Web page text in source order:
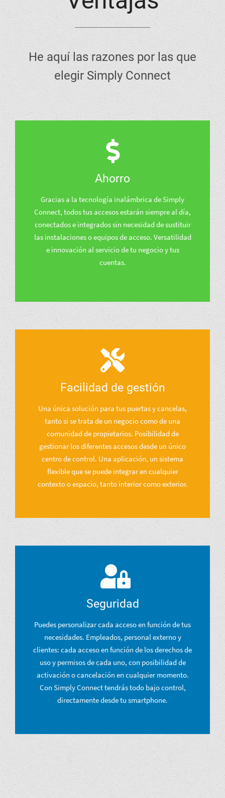
He aquí las razones por las que
elegir Simply Connect
Ahorro
Gracias a la tecnología inalámbrica de Simply
Connect, todos tus accesos estarán siempre al día,
conectados e integrados sin necesidad de sustituir
las instalaciones o equipos de acceso. Versatilidad
e innovación al servicio de tu negocio y tus
cuentas.
Facilidad de gestión
Una única solución para tus puertas y cancelas,
tanto si se trata de un negocio como de una
comunidad de propietarios. Posibilidad de
gestionar los diferentes accesos desde un único
centro de control. Una aplicación, un sistema
flexible que se puede integrar en cualquier
contexto o espacio, tanto interior como exterior.
Seguridad
Puedes personalizar cada acceso en función de tus
necesidades. Empleados, personal externo y
clientes: cada acceso en función de los derechos de
uso y permisos de cada uno, con posibilidad de
activación o cancelación en cualquier momento.
Con Simply Connect tendrás todo bajo control,
directamente desde tu smartphone.